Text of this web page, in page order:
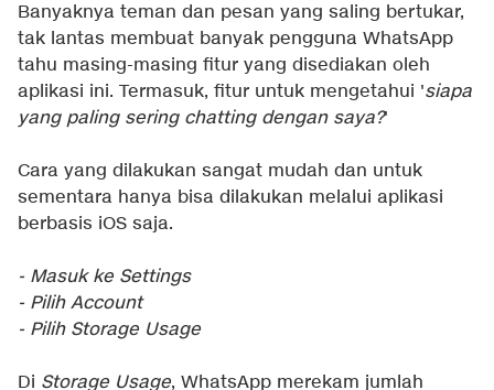
Banyaknya teman dan pesan yang saling bertukar,
tak lantas membuat banyak pengguna WhatsApp
tahu masing-masing fitur yang disediakan oleh
aplikasi ini. Termasuk, fitur untuk mengetahui 'siapa
yang paling sering chatting dengan saya?'
Cara yang dilakukan sangat mudah dan untuk
sementara hanya bisa dilakukan melalui aplikasi
berbasis iOS saja.
- Masuk ke Settings
- Pilih Account
- Pilih Storage Usage
Di Storage Usage, WhatsApp merekam jumlah